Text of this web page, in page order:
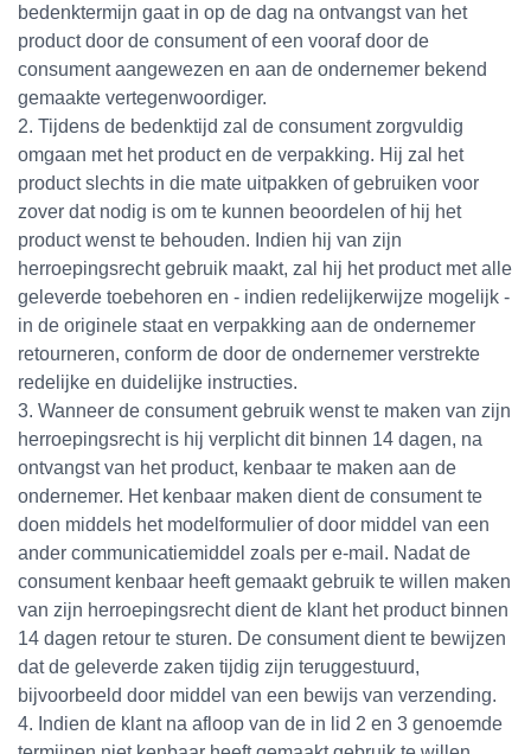
bedenktermijn gaat in op de dag na ontvangst van het
product door de consument of een vooraf door de
consument aangewezen en aan de ondernemer bekend
gemaakte vertegenwoordiger.
2. Tijdens de bedenktijd zal de consument zorgvuldig
omgaan met het product en de verpakking. Hij zal het
product slechts in die mate uitpakken of gebruiken voor
zover dat nodig is om te kunnen beoordelen of hij het
product wenst te behouden. Indien hij van zijn
herroepingsrecht gebruik maakt, zal hij het product met alle
geleverde toebehoren en - indien redelijkerwijze mogelijk -
in de originele staat en verpakking aan de ondernemer
retourneren, conform de door de ondernemer verstrekte
redelijke en duidelijke instructies.
3. Wanneer de consument gebruik wenst te maken van zijn
herroepingsrecht is hij verplicht dit binnen 14 dagen, na
ontvangst van het product, kenbaar te maken aan de
ondernemer. Het kenbaar maken dient de consument te
doen middels het modelformulier of door middel van een
ander communicatiemiddel zoals per e-mail. Nadat de
consument kenbaar heeft gemaakt gebruik te willen maken
van zijn herroepingsrecht dient de klant het product binnen
14 dagen retour te sturen. De consument dient te bewijzen
dat de geleverde zaken tijdig zijn teruggestuurd,
bijvoorbeeld door middel van een bewijs van verzending.
4. Indien de klant na afloop van de in lid 2 en 3 genoemde